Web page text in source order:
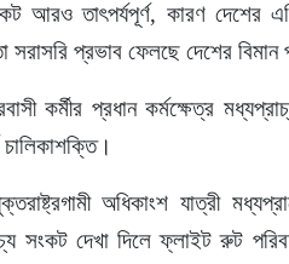
আরও তাৎপর্যপূর্ণ, কারণ দেশের
প্রভাব ফেলছে দেশের বিমান
কর্মীর প্রধান কর্মক্ষেত্র
অধিকাংশ যাত্রী
সংকট দেখা দিলে ফ্লাইট রুট